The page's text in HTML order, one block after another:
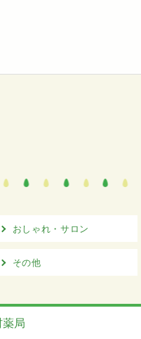
おしゃれ・サロン
その他
局